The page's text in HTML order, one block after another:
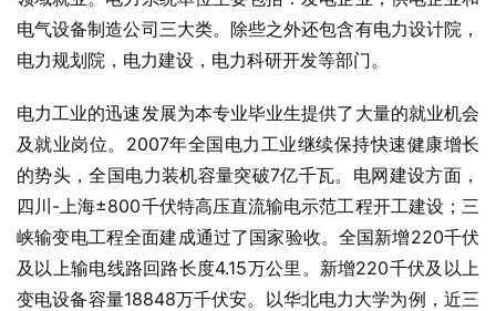
电气设备制造公司三大类。除些之外还包含有电力设计院，
电力规划院，电力建设，电力科研开发等部门。
电力工业的迅速发展为本专业毕业生提供了大量的就业机会
及就业岗位。2007年全国电力工业继续保持快速健康增长
的势头，全国电力装机容量突破7亿千瓦。电网建设方面，
四川-上海±800千伏特高压直流输电示范工程开工建设；三
峡输变电工程全面建成通过了国家验收。全国新增220千伏
及以上输电线路回路长度4.15万公里。新增220千伏及以上
变电设备容量18848万千伏安。以华北电力大学为例，近三